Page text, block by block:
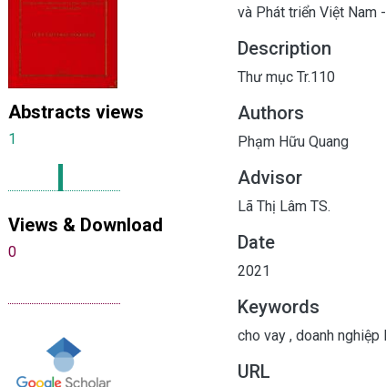
Abstracts views
1
Views & Download
0
và Phát triển Việt Nam
Description
Thư mục Tr.110
Authors
Phạm Hữu Quang
Advisor
Lã Thị Lâm TS.
Date
2021
Keywords
cho vay , doanh nghiệp
URL